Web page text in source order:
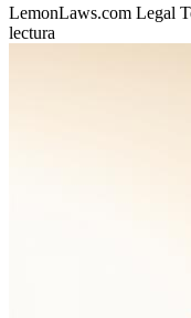
LemonLaws.com Legal
lectura